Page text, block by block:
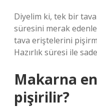
Diyelim ki, tek bir
süresini merak
tava eriştelerini
Hazırlık süresi ile
Makarna
pişirilir?